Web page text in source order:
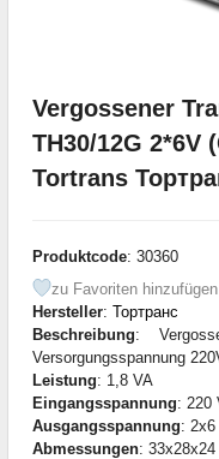
Vergossener
TH30/12G 2*6V
Tortrans
Produktcode: 30360
zu Favoriten hinzufügen
Hersteller: Тортранс
Beschreibung:
Versorgungsspannung
Leistung: 1,8 VA
Eingangsspannung: 220
Ausgangsspannung: 2x6
Abmessungen: